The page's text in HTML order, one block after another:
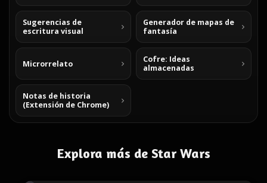
Sugerencias de
escritura visual
Generador de mapas de
fantasía
Microrrelato
Cofre: Ideas
almacenadas
Notas de historia
(Extensión de Chrome)
Explora más de Star Wars